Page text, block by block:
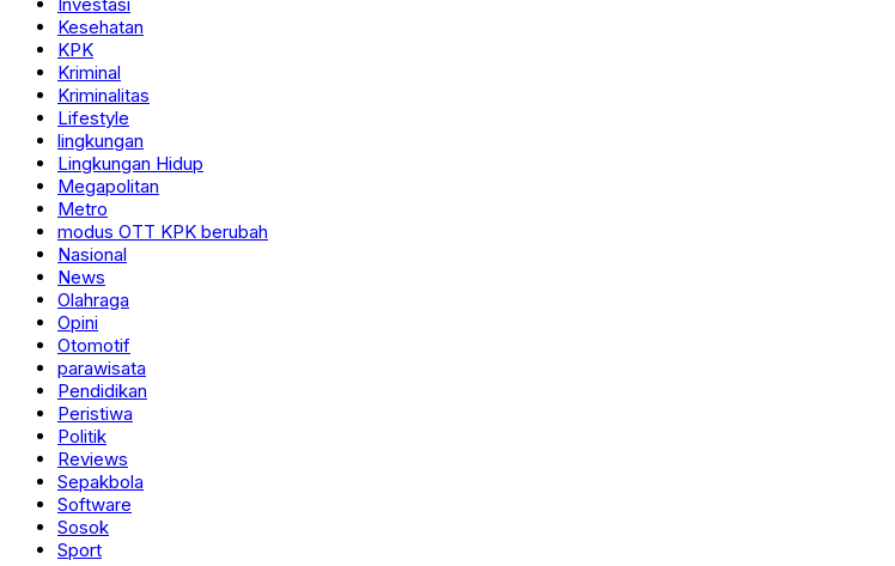
Kesehatan
KPK
Kriminal
Kriminalitas
Lifestyle
lingkungan
Lingkungan Hidup
Megapolitan
Metro
modus OTT KPK berubah
Nasional
News
Olahraga
Opini
Otomotif
parawisata
Pendidikan
Peristiwa
Politik
Reviews
Sepakbola
Software
Sosok
Sport